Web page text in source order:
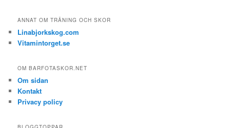
ANNAT OM TRÄNING OCH SKOR
Linabjorkskog.com
Vitamintorget.se
OM BARFOTASKOR.NET
Om sidan
Kontakt
Privacy policy